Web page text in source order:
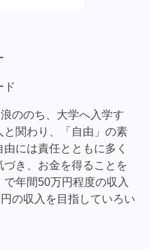
ド
ののち、大学へ入学す
関わり、「自由」の素
には責任とともに多く
き、お金を得ることを
年間50万円程度の収入
の収入を目指していろい